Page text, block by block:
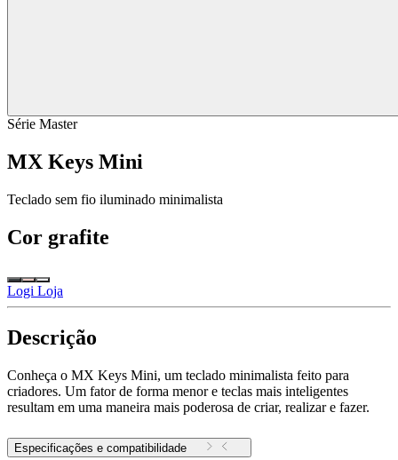
Série Master
MX Keys Mini
Teclado sem fio iluminado minimalista
Cor grafite
Logi Loja
Descrição
Conheça o MX Keys Mini, um teclado minimalista feito para
criadores. Um fator de forma menor e teclas mais inteligentes
resultam em uma maneira mais poderosa de criar, realizar e fazer.
Especificações e compatibilidade